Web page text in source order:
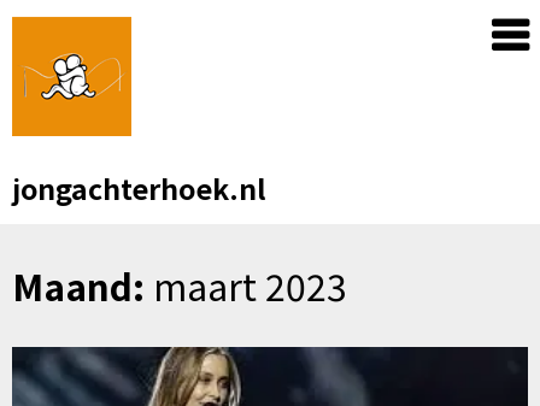
Skip
content
jongachterhoek.nl
Maand: maart 2023